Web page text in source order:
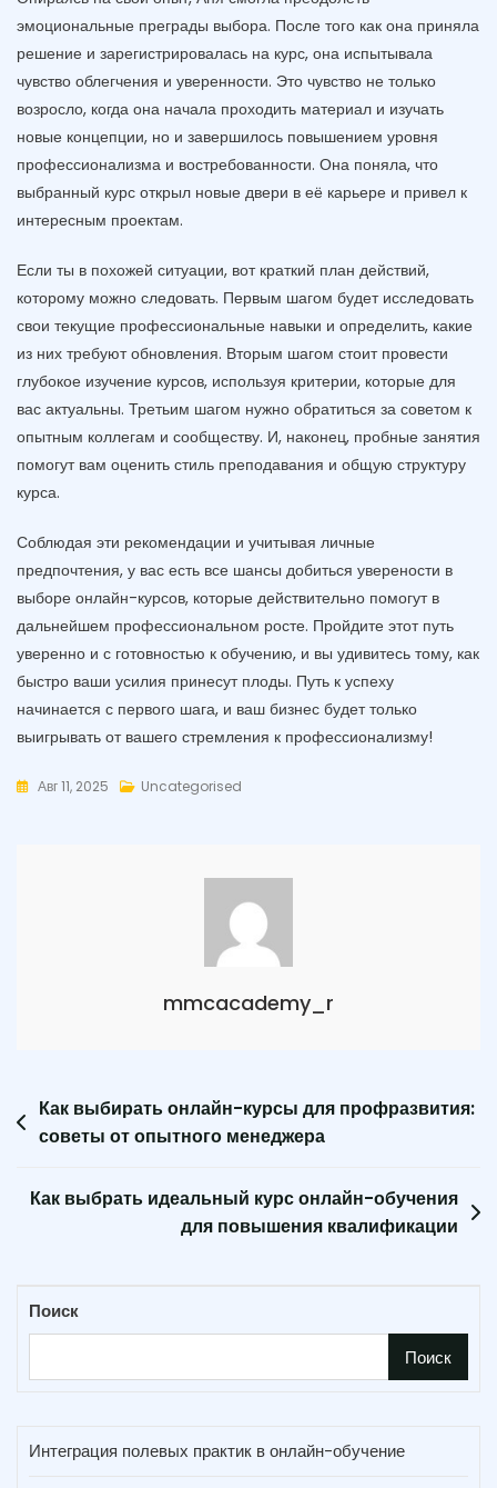
эмоциональные преграды выбора. После того как она приняла
решение и зарегистрировалась на курс, она испытывала
чувство облегчения и уверенности. Это чувство не только
возросло, когда она начала проходить материал и изучать
новые концепции, но и завершилось повышением уровня
профессионализма и востребованности. Она поняла, что
выбранный курс открыл новые двери в её карьере и привел к
интересным проектам.
Если ты в похожей ситуации, вот краткий план действий,
которому можно следовать. Первым шагом будет исследовать
свои текущие профессиональные навыки и определить, какие
из них требуют обновления. Вторым шагом стоит провести
глубокое изучение курсов, используя критерии, которые для
вас актуальны. Третьим шагом нужно обратиться за советом к
опытным коллегам и сообществу. И, наконец, пробные занятия
помогут вам оценить стиль преподавания и общую структуру
курса.
Соблюдая эти рекомендации и учитывая личные
предпочтения, у вас есть все шансы добиться уверености в
выборе онлайн-курсов, которые действительно помогут в
дальнейшем профессиональном росте. Пройдите этот путь
уверенно и с готовностью к обучению, и вы удивитесь тому, как
быстро ваши усилия принесут плоды. Путь к успеху
начинается с первого шага, и ваш бизнес будет только
выигрывать от вашего стремления к профессионализму!
Авг 11, 2025 Uncategorised
mmcacademy_r
Навигация
по
Как выбирать онлайн-курсы для профразвития:
советы от опытного менеджера
Как выбрать идеальный курс онлайн-обучения
для повышения квалификации
Поиск
Поиск
Интеграция полевых практик в онлайн-обучение